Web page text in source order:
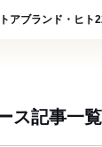
アブランド・ヒト
ス記事一覧